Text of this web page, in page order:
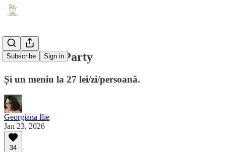
Subscribe Sign in
#5.19 MBS Party
Și un meniu la 27 lei/zi/persoană.
Georgiana Ilie
Jan 23, 2026
34